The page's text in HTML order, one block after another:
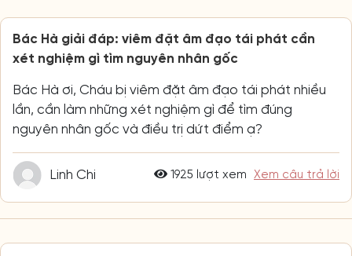
Bác Hà giải đáp: viêm đặt âm đạo tái phát cần
xét nghiệm gì tìm nguyên nhân gốc
Bác Hà ơi, Cháu bị viêm đặt âm đạo tái phát nhiều
lần, cần làm những xét nghiệm gì để tìm đúng
nguyên nhân gốc và điều trị dứt điểm ạ?
Linh Chi 1925 lượt xem Xem câu trả lời